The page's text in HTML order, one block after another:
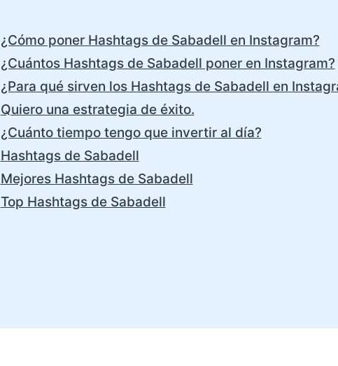
¿Cómo poner Hashtags de Sabadell en Instagram?
¿Cuántos Hashtags de Sabadell poner en Instagram?
¿Para qué sirven los Hashtags de Sabadell en
Quiero una estrategia de éxito.
¿Cuánto tiempo tengo que invertir al día?
Hashtags de Sabadell
Mejores Hashtags de Sabadell
Top Hashtags de Sabadell